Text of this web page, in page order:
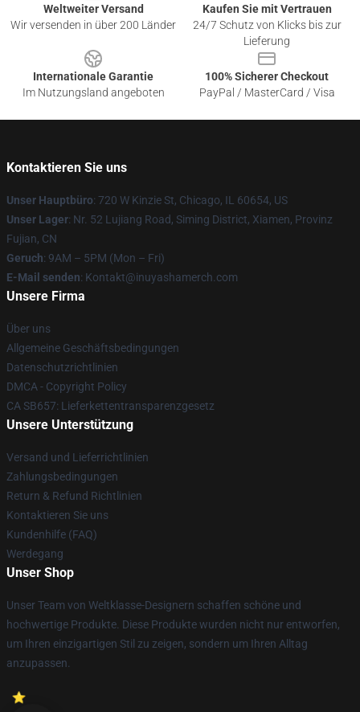
Weltweiter Versand
Wir versenden in über 200 Länder
Kaufen Sie mit Vertrauen
24/7 Schutz von Klicks bis zur
Lieferung
Internationale Garantie
Im Nutzungsland angeboten
100% Sicherer Checkout
PayPal / MasterCard / Visa
Kontaktieren Sie uns
Unser Hauptbüro: 720 W Kinzie St, Chicago, IL 60654, US
Unser Lager: Nr. 52 Lujiang Road, Siming District, Xiamen, Provinz
Fujian, CN
Geruch: 9AM – 5PM (Mon – Fri)
E-Mail senden: Kontakt@inuyashamerch.com
Unsere Firma
Über uns
Allgemeine Geschäftsbedingungen
Datenschutzrichtlinien
DMCA - Copyright Policy
CA SB657: Lieferkettentransparenzgesetz
Unsere Unterstützung
Versand und Lieferrichtlinien
Zahlungsbedingungen
Return & Refund Richtlinien
Kontaktieren Sie uns
Kundenhilfe (FAQ)
Werdegang
Unser Shop
Unser Team von Weltklasse-Designern schaffen schöne und
hochwertige Produkte. Diese Produkte wurden nicht nur entworfen,
um Ihren einzigartigen Stil zu zeigen, sondern um Ihren Alltag
anzupassen.